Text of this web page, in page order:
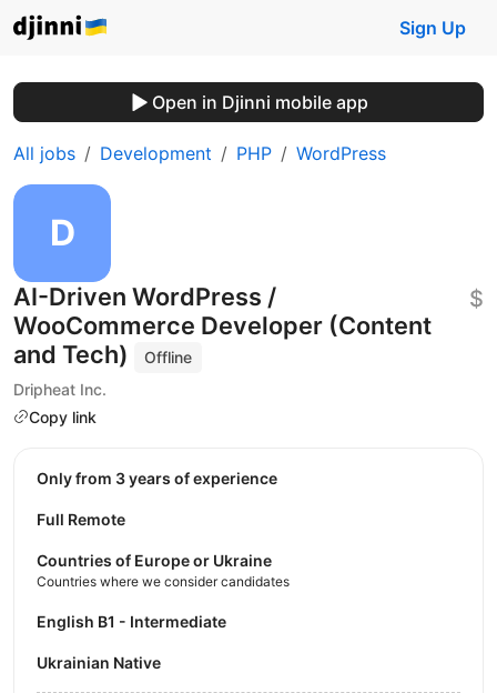
Sign Up
Open in Djinni mobile app
All jobs Development PHP WordPress
AI-Driven WordPress /
WooCommerce Developer (Content
and Tech)
Offline
Dripheat Inc.
Copy link
$
Only from 3 years of experience
Full Remote
Countries of Europe or Ukraine
Countries where we consider candidates
English B1 - Intermediate
Ukrainian Native